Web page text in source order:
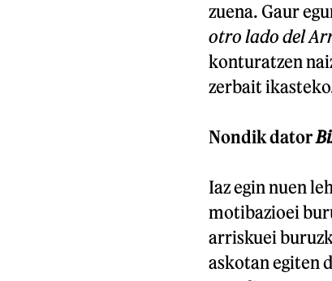
zuena. Gaur
otro lado del
konturatzen
zerbait
Nondik dator
Iaz egin nuen
motibazioei
arriskuei
askotan egiten